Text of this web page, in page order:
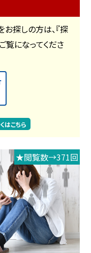
お探しの方は、『探
覧になってくださ
はこちら
★閲覧数→371回